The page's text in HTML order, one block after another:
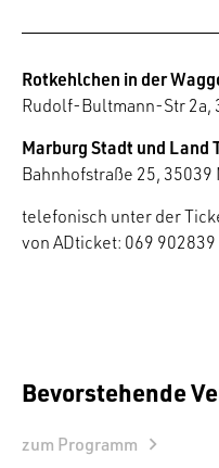
Rotkehlchen in der
Rudolf-Bultmann-Str 2a,
Marburg Stadt und Land
Bahnhofstraße 25, 35039
telefonisch unter der
von ADticket: 069 902839
Bevorstehende
zum Programm